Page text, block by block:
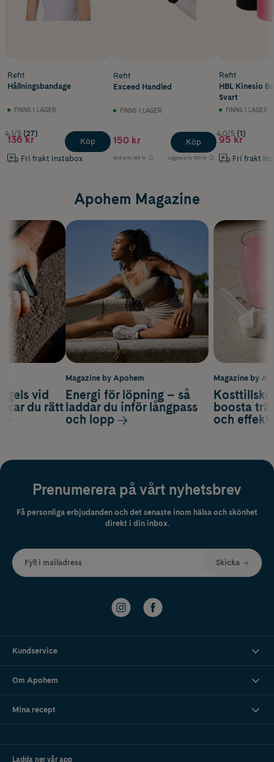
Refit
Hållningsbandage
FINNS I LAGER
4.1/5 (27)
136 kr
Fri frakt Instabox
Köp
Refit
Exceed Handled
FINNS I LAGER
150 kr
Ord.pris 185 kr Lägsta pris 183 kr
Köp
Refit
HBL Kinesio
Svart
FINNS I LAGER
4.0/5 (1)
95 kr
Fri frakt
Apohem Magazine
Magazine by
boosta
och
gels vid
du rätt
Magazine by Apohem
Energi för löpning – så
laddar du inför långpass
och lopp
Prenumerera på vårt nyhetsbrev
Få personliga erbjudanden och det senaste inom hälsa och skönhet
direkt i din inbox.
Fyll i mailadress Skicka
Kundservice
Om Apohem
Mina recept
Ladda ner vår app